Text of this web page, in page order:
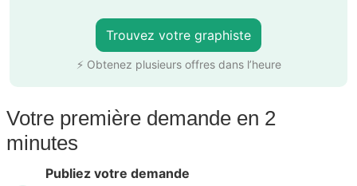
Trouvez votre graphiste
⚡ Obtenez plusieurs offres dans l’heure
Votre première demande en 2
minutes
Publiez votre demande